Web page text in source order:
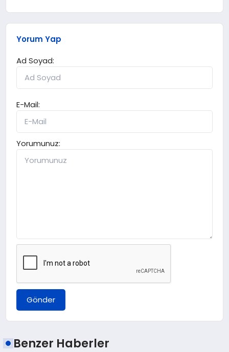
Yorum Yap
Ad Soyad:
E-Mail:
Yorumunuz:
Gönder
Benzer Haberler